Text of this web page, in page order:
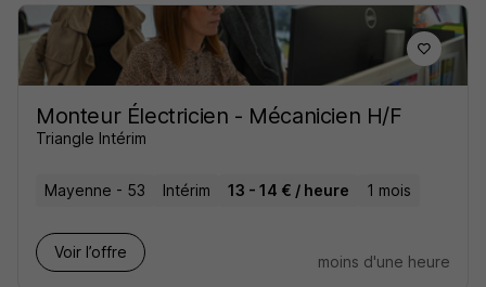
Monteur Électricien - Mécanicien H/F
Triangle Intérim
Mayenne - 53 Intérim 13 - 14 € / heure 1 mois
Voir l’offre
moins d'une heure